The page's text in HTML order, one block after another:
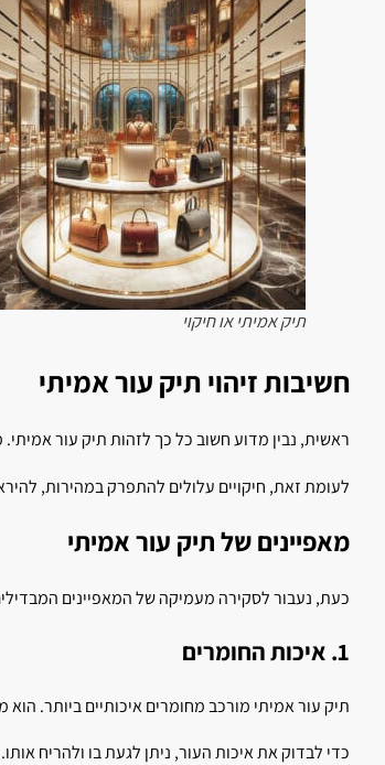
תיק אמיתי או חיקוי
חשיבות זיהוי תיק עור אמיתי
ראשית, נבין מדוע חשוב כל כך לזהות תיק עור
לעומת זאת, חיקויים עלולים להתפרק במהירות,
מאפיינים של תיק עור אמיתי
כעת, נעבור לסקירה מעמיקה של המאפיינים
1. איכות החומרים
תיק עור אמיתי מורכב מחומרים איכותיים ביותר.
כדי לבדוק את איכות העור, ניתן לגעת בו ולהריח